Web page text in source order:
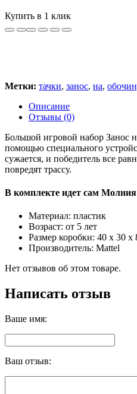
Купить в 1 клик
Метки: тачки, занос, на,
Описание
Отзывы (0)
Большой игровой набор Занос
помощью специального
сужается, и побeдитель все
повредят трассу.
В комплекте идет сам
Материал: пластик
Возраст: от 5 лет
Размер коробки: 40 x 30 x
Производитель: Mattel
Нет отзывов об этом товаре.
Написать отзыв
Ваше имя:
Ваш отзыв: